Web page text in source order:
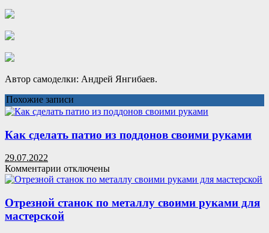
Автор самоделки: Андрей Янгибаев.
Похожие записи
Как сделать патио из поддонов своими руками
29.07.2022
Комментарии к
записи
сделать
патио
из
отключены
Отрезной станок по металлу своими руками для
мастерской